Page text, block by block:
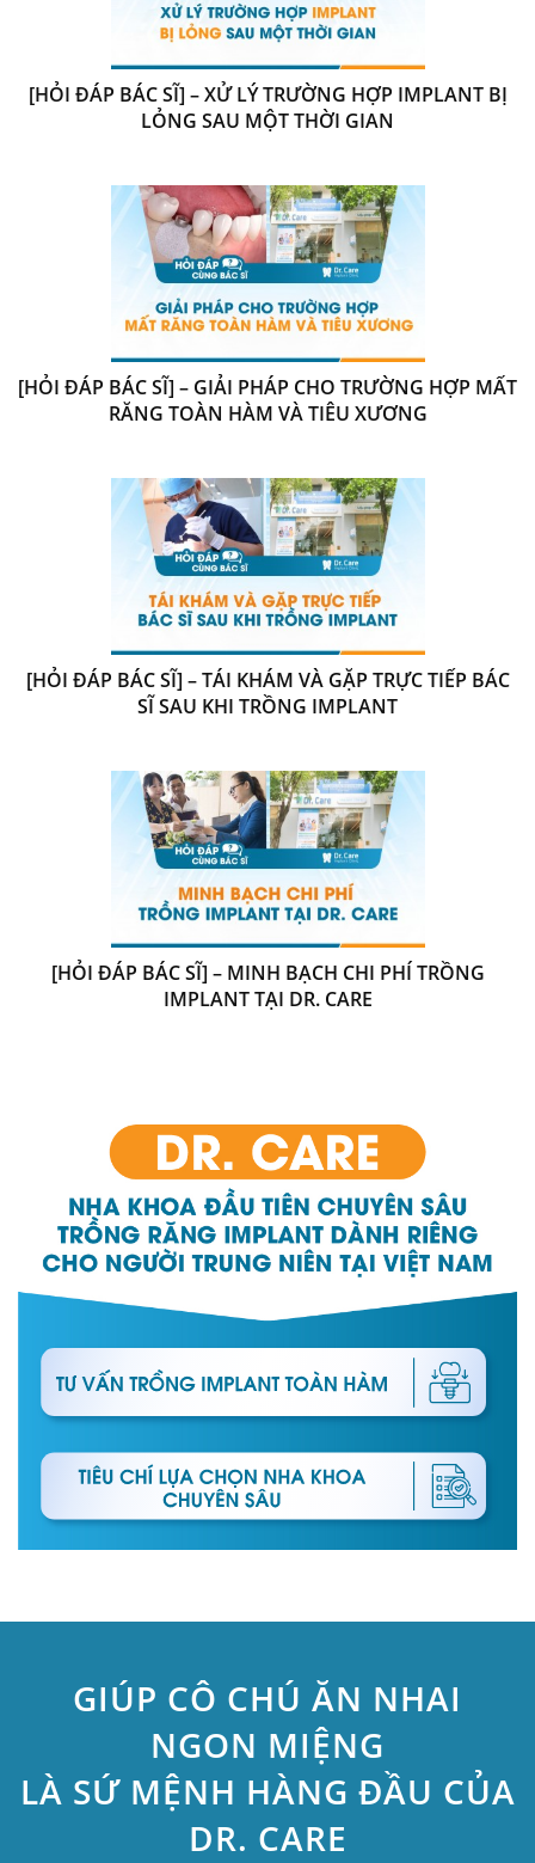
[HỎI ĐÁP BÁC SĨ] – XỬ LÝ TRƯỜNG HỢP IMPLANT BỊ
LỎNG SAU MỘT THỜI GIAN
[HỎI ĐÁP BÁC SĨ] – GIẢI PHÁP CHO TRƯỜNG HỢP MẤT
RĂNG TOÀN HÀM VÀ TIÊU XƯƠNG
[HỎI ĐÁP BÁC SĨ] – TÁI KHÁM VÀ GẶP TRỰC TIẾP BÁC
SĨ SAU KHI TRỒNG IMPLANT
[HỎI ĐÁP BÁC SĨ] – MINH BẠCH CHI PHÍ TRỒNG
IMPLANT TẠI DR. CARE
GIÚP CÔ CHÚ ĂN NHAI
NGON MIỆNG
LÀ SỨ MỆNH HÀNG ĐẦU CỦA
DR. CARE